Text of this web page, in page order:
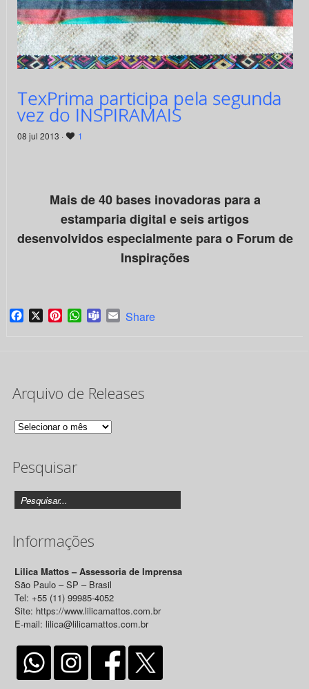
TexPrima participa pela segunda
vez do INSPIRAMAIS
08 jul 2013 · 1
Mais de 40 bases inovadoras para a
estamparia digital e seis artigos
desenvolvidos especialmente para o Forum de
Inspirações
Facebook
X PinterestWhatsApp
TeamsEmail
Share
Arquivo de Releases
Arquivo
Releases
Pesquisar
Informações
Lilica Mattos – Assessoria de Imprensa
São Paulo – SP – Brasil
Tel: +55 (11) 99985-4052
Site: https://www.lilicamattos.com.br
E-mail: lilica@lilicamattos.com.br